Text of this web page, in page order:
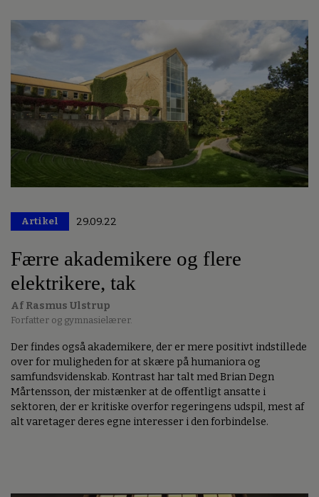
Artikel 29.09.22
Færre akademikere og flere
elektrikere, tak
Af Rasmus Ulstrup
Forfatter og gymnasielærer.
Der findes også akademikere, der er mere positivt indstillede
over for muligheden for at skære på humaniora og
samfundsvidenskab. Kontrast har talt med Brian Degn
Mårtensson, der mistænker at de offentligt ansatte i
sektoren, der er kritiske overfor regeringens udspil, mest af
alt varetager deres egne interesser i den forbindelse.